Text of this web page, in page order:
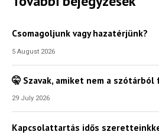
Csomagoljunk vagy hazatérjünk?
5 August 2026
🤫 Szavak, amiket nem a
29 July 2026
Kapcsolattartás idős